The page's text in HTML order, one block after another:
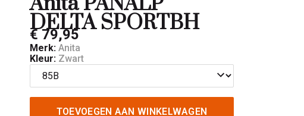
DELTA SPORTBH
€ 79,95
Merk: Anita
Kleur: Zwart
TOEVOEGEN AAN WINKELWAGEN